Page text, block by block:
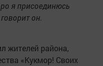
я присоединюсь
он.
жителей района,
«Кукмор! Своих